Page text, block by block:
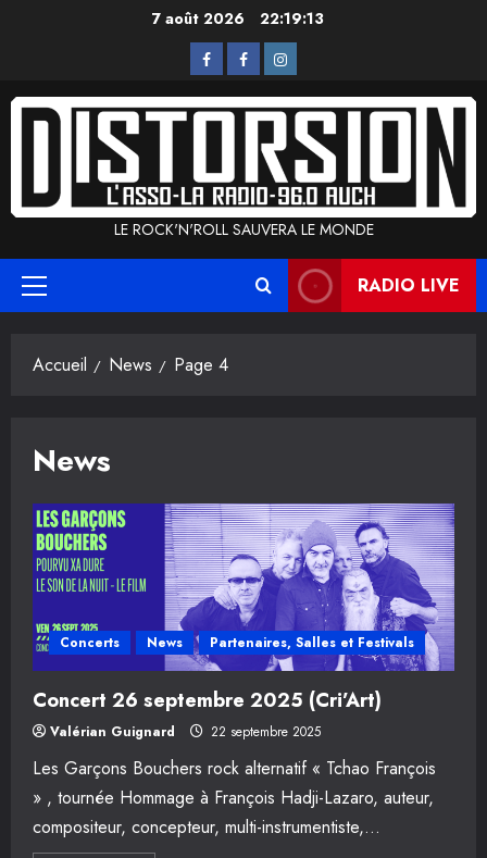
7 août 2026 22:19:13
L’Asso
La
Instagram
LE ROCK'N'ROLL SAUVERA LE MONDE
Menu
RADIO LIVE
Accueil News Page 4
News
Concerts News Partenaires, Salles et Festivals
Concert 26 septembre 2025 (Cri’Art)
Valérian Guignard 22 septembre 2025
Les Garçons Bouchers rock alternatif « Tchao François
» , tournée Hommage à François Hadji-Lazaro, auteur,
compositeur, concepteur, multi-instrumentiste,...